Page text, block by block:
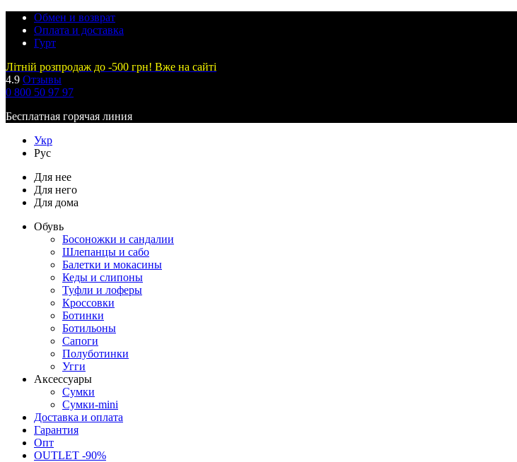
Обмен и возврат
Оплата и доставка
Гурт
Літній розпродаж до -500 грн! Вже на сайті
4.9 Отзывы
0 800 50 97 97
Бесплатная горячая линия
Укр
Рус
Для нее
Для него
Для дома
Обувь
Босоножки и сандалии
Шлепанцы и сабо
Балетки и мокасины
Кеды и слипоны
Туфли и лоферы
Кроссовки
Ботинки
Ботильоны
Сапоги
Полуботинки
Угги
Аксессуары
Сумки
Сумки-mini
Доставка и оплата
Гарантия
Опт
OUTLET -90%